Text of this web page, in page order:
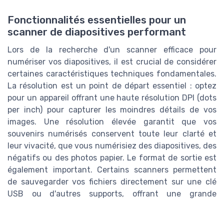
Fonctionnalités essentielles pour un
scanner de diapositives performant
Lors de la recherche d'un scanner efficace pour
numériser vos diapositives, il est crucial de considérer
certaines caractéristiques techniques fondamentales.
La résolution est un point de départ essentiel : optez
pour un appareil offrant une haute résolution DPI (dots
per inch) pour capturer les moindres détails de vos
images. Une résolution élevée garantit que vos
souvenirs numérisés conservent toute leur clarté et
leur vivacité, que vous numérisiez des diapositives, des
négatifs ou des photos papier. Le format de sortie est
également important. Certains scanners permettent
de sauvegarder vos fichiers directement sur une clé
USB ou d'autres supports, offrant une grande